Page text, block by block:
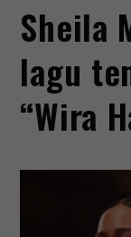
Sheila
lagu
“Wira